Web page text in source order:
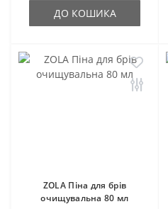
ДО КОШИКА
ZOLA Піна для брів
очищувальна 80 мл